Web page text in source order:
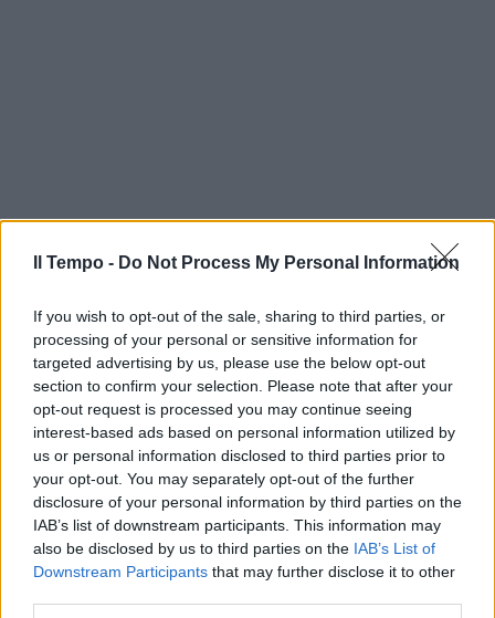
Il Tempo - Do Not Process My Personal Information
If you wish to opt-out of the sale, sharing to third parties, or
processing of your personal or sensitive information for
targeted advertising by us, please use the below opt-out
section to confirm your selection. Please note that after your
opt-out request is processed you may continue seeing
interest-based ads based on personal information utilized by
us or personal information disclosed to third parties prior to
your opt-out. You may separately opt-out of the further
disclosure of your personal information by third parties on the
IAB’s list of downstream participants. This information may
also be disclosed by us to third parties on the IAB’s List of
Downstream Participants that may further disclose it to other